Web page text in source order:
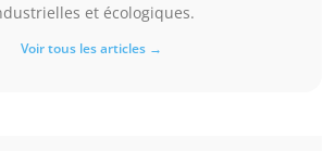
et écologiques.
Voir tous les articles →